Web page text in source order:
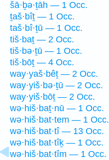
šā·ḇə·ṯāh — 1 Occ.
ṯaš·bîṯ — 1 Occ.
taš·bî·ṯū — 1 Occ.
tiš·baṯ — 2 Occ.
tiš·bə·ṯū — 1 Occ.
tiš·bōṯ — 4 Occ.
way·yaš·bêṯ — 2 Occ.
way·yiš·bə·ṯū — 2 Occ.
way·yiš·bōṯ — 2 Occ.
wə·hiš·baṯ·nū — 1 Occ.
wə·hiš·bat·tem — 1 Occ.
wə·hiš·bat·tî — 13 Occ.
wə·hiš·bat·tîḵ — 1 Occ.
wə·hiš·bat·tîm — 1 Occ.